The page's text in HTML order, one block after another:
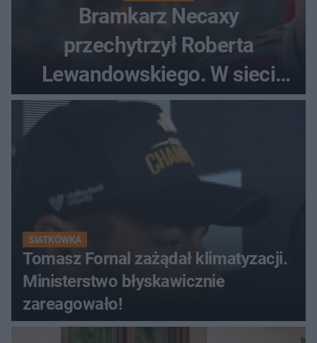
Bramkarz Necaxy
przechytrzył Roberta
Lewandowskiego. W sieci
krąży wideo z tego pojedynku
SIATKÓWKA
Tomasz Fornal zażądał klimatyzacji.
Ministerstwo błyskawicznie
zareagowało!